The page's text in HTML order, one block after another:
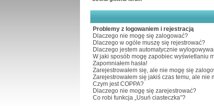
Problemy z logowaniem i rejestracją
Dlaczego nie mogę się zalogować?
Dlaczego w ogóle muszę się rejestrować?
Dlaczego jestem automatycznie
W jaki sposób mogę zapobiec wyświetlaniu
Zapomniałem hasła!
Zarejestrowałem się, ale nie mogę się
Zarejestrowałem się jakiś czas temu, ale nie
Czym jest COPPA?
Dlaczego nie mogę się zarejestrować?
Co robi funkcja „Usuń ciasteczka”?